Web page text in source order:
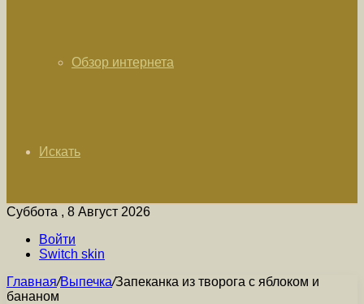
Обзор интернета
Искать
Суббота , 8 Август 2026
Войти
Switch skin
Главная/Выпечка/Запеканка из творога с яблоком и
бананом